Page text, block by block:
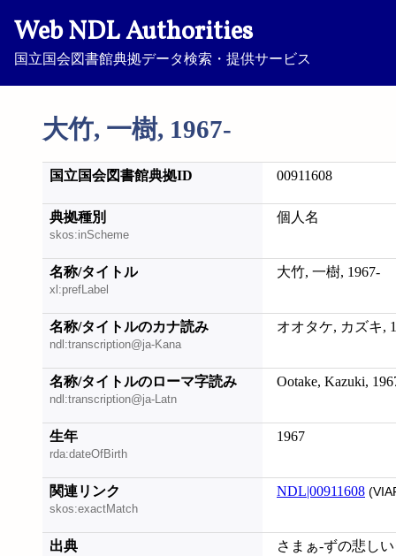
Web NDL Authorities
国立国会図書館典拠データ検索・提供サービス
大竹, 一樹, 1967-
国立国会図書館典拠ID 00911608
典拠種別
skos:inScheme
個人名
名称/タイトル
xl:prefLabel
大竹, 一樹, 1967-
名称/タイトルのカナ読み
ndl:transcription@ja-Kana
オオタケ, カズキ,
名称/タイトルのローマ字読み
ndl:transcription@ja-Latn
Ootake, Kazuki,
生年
rda:dateOfBirth
1967
関連リンク
skos:exactMatch
NDL|00911608
出典
さまぁ-ずの悲し